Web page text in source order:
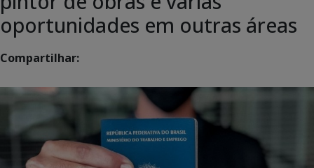
oportunidades em outras áreas
Compartilhar: